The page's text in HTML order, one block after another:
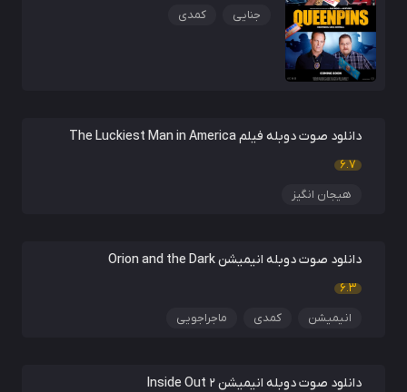
جنایی
کمدی
دانلود صوت دوبله فیلم The Luckiest Man in America
6.7
هیجان انگیز
دانلود صوت دوبله انیمیشن Orion and the Dark
6.3
انیمیشن
کمدی ماجراجویی
دانلود صوت دوبله انیمیشن Inside Out 2